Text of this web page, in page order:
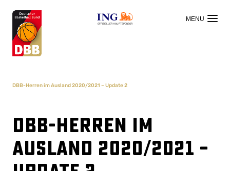
OFFIZIELLER HAUPTSPONSOR
DBB-Herren im Ausland 2020/2021 – Update 2
DBB-Herren im
Ausland 2020/2021 –